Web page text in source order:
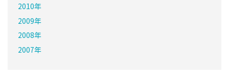
2010年
2009年
2008年
2007年